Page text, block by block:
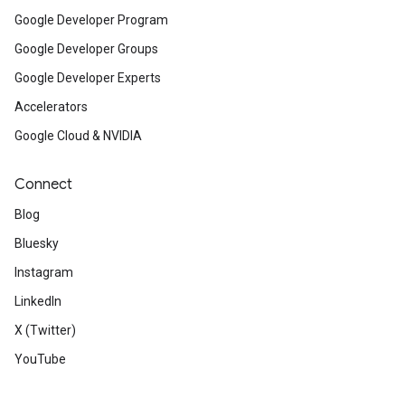
Google Developer Program
Google Developer Groups
Google Developer Experts
Accelerators
Google Cloud & NVIDIA
Connect
Blog
Bluesky
Instagram
LinkedIn
X (Twitter)
YouTube